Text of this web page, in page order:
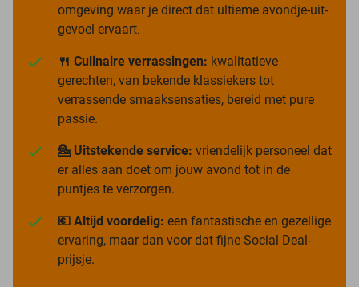
omgeving waar je direct dat ultieme avondje-uit-
gevoel ervaart.
🍴 Culinaire verrassingen: kwalitatieve
gerechten, van bekende klassiekers tot
verrassende smaaksensaties, bereid met pure
passie.
💁 Uitstekende service: vriendelijk personeel dat
er alles aan doet om jouw avond tot in de
puntjes te verzorgen.
💶 Altijd voordelig: een fantastische en gezellige
ervaring, maar dan voor dat fijne Social Deal-
prijsje.